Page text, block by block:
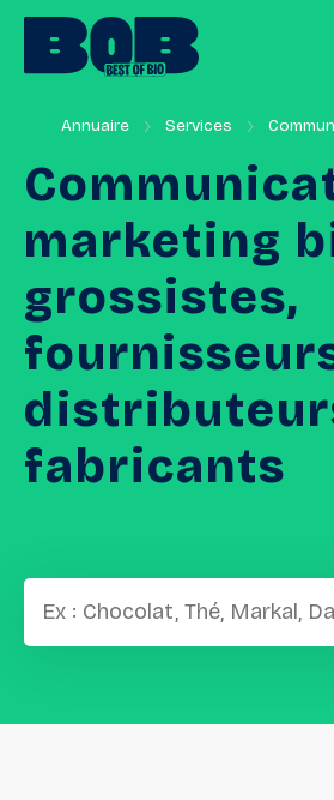
Annuaire Services
marketing
grossistes,
fabricants